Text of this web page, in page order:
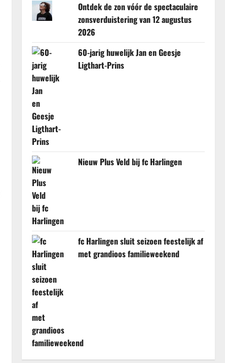
Ontdek de zon vóór de spectaculaire
zonsverduistering van 12 augustus
2026
60-jarig huwelijk Jan en Geesje
Ligthart-Prins
Nieuw Plus Veld bij fc Harlingen
fc Harlingen sluit seizoen feestelijk af
met grandioos familieweekend